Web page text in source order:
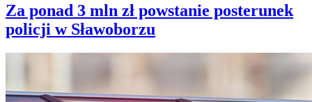
Za ponad 3 mln zł powstanie posterunek
policji w Sławoborzu